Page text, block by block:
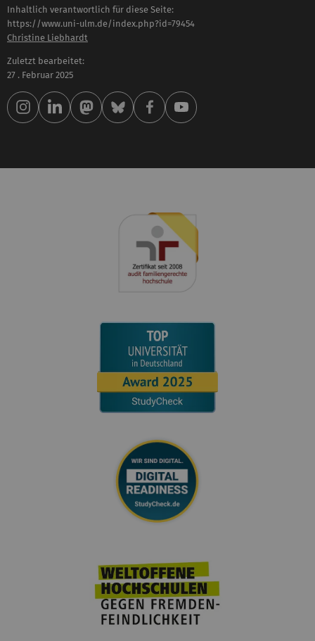
Inhaltlich verantwortlich für diese Seite:
https://www.uni-ulm.de/index.php?id=79454
Christine Liebhardt
Zuletzt bearbeitet:
27 . Februar 2025